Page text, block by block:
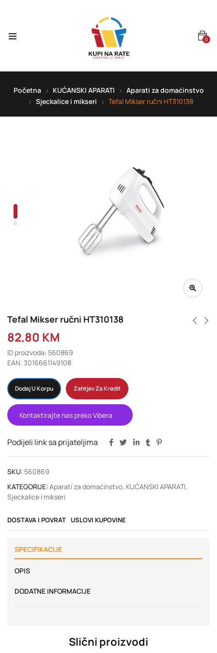
0
Početna KUĆANSKI APARATI
Aparati za domaćinstvo
Sjeckalice i mikseri
Tefal Mikser ručni HT310138
Tefal Mikser ručni HT310138
82,80 KM
ID proizvoda: 560869
EAN: 3016661149108
Dodaj U Korpu Zahtjev Za Kredit
Kontaktirajte nas preko Vibera
Podijeli link sa prijateljima
SKU: 560869
KATEGORIJE: Aparati za domaćinstvo, KUĆANSKI APARATI,
Sjeckalice i mikseri
DOSTAVA I POVRAT USLOVI KUPOVINE
SPECIFIKACIJE
OPIS
DODATNE INFORMACIJE
Slični proizvodi